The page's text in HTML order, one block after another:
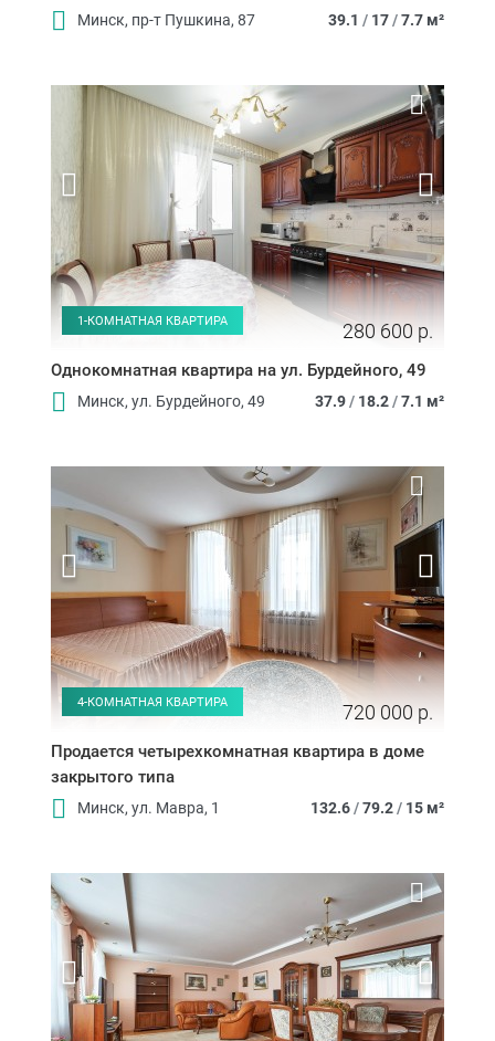
Минск, пр-т Пушкина, 87 39.1 / 17/7.7 м²
1-КОМНАТНАЯ КВАРТИРА 280 600 р.
Однокомнатная квартира на ул. Бурдейного, 49
Минск, ул. Бурдейного, 49 37.9/ 18.2/7.1 м²
4-КОМНАТНАЯ КВАРТИРА 720 000 р.
Продается четырехкомнатная квартира в доме
закрытого типа
Минск, ул. Мавра, 1 132.6/79.2/ 15 м²